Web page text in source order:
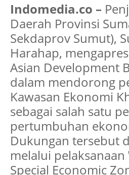
Indomedia.co –
Daerah Provinsi
Sekdaprov Sumut),
Harahap,
Asian Development
dalam mendorong
Kawasan Ekonomi
sebagai salah satu
pertumbuhan
Dukungan tersebut
melalui
Special Economic